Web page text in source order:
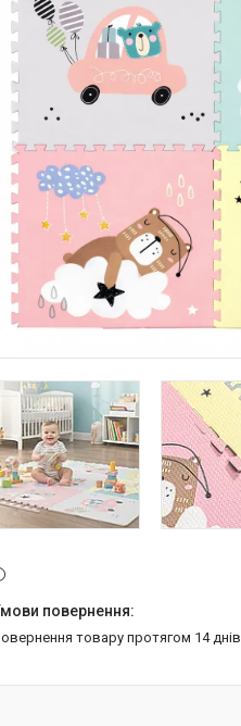
повернення товару протягом 14 днів